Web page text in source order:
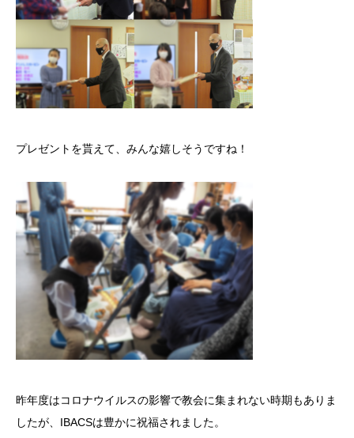
プレゼントを貰えて、みんな嬉しそうですね！
昨年度はコロナウイルスの影響で教会に集まれない時期もありま
したが、IBACSは豊かに祝福されました。